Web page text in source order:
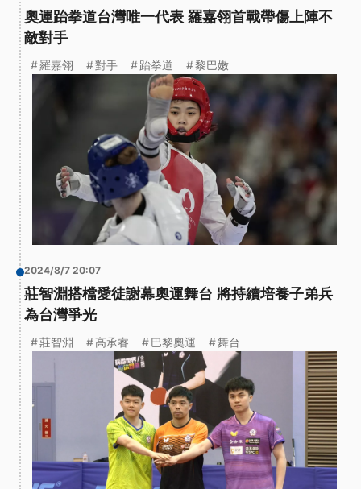
奧運跆拳道台灣唯一代表 羅嘉翎首戰帶傷上陣不
敵對手
羅嘉翎 對手 跆拳道 黎巴嫩
2024/8/7 20:07
莊智淵搭檔愛徒謝幕奧運舞台 將持續培養子弟兵
為台灣爭光
莊智淵 高承睿 巴黎奧運 舞台